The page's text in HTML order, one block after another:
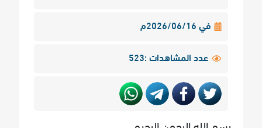
في 2026/06/16م
عدد المشاهدات :523